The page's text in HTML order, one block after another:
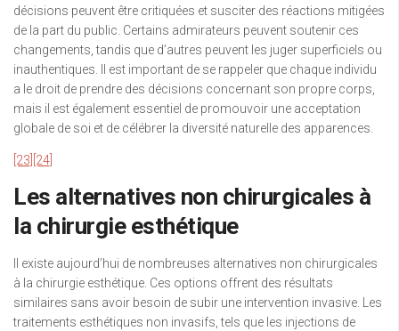
décisions peuvent être critiquées et susciter des réactions mitigées
de la part du public. Certains admirateurs peuvent soutenir ces
changements, tandis que d’autres peuvent les juger superficiels ou
inauthentiques. Il est important de se rappeler que chaque individu
a le droit de prendre des décisions concernant son propre corps,
mais il est également essentiel de promouvoir une acceptation
globale de soi et de célébrer la diversité naturelle des apparences.
[23] [24]
Les alternatives non chirurgicales à
la chirurgie esthétique
Il existe aujourd’hui de nombreuses alternatives non chirurgicales
à la chirurgie esthétique. Ces options offrent des résultats
similaires sans avoir besoin de subir une intervention invasive. Les
traitements esthétiques non invasifs, tels que les injections de